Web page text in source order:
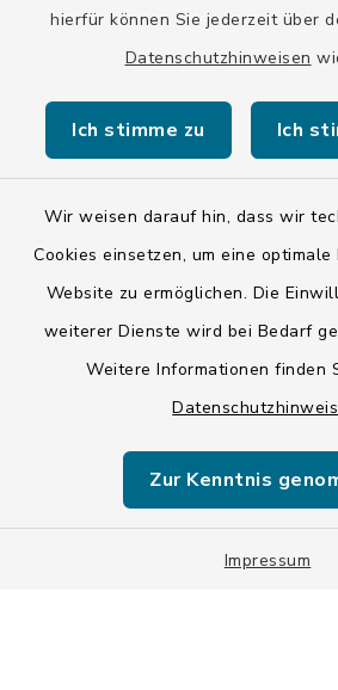
hierfür können Sie jederzeit über
Datenschutzhinweisen
Ich stimme zu Ich
Wir weisen darauf hin, dass wir
Cookies einsetzen, um eine
Website zu ermöglichen. Die
weiterer Dienste wird bei Bedarf
Weitere Informationen finden
Zur Kenntnis
Impressum
DE20 7002 0270 3630 1010 09
HYVEDEMMXXX
Kontakt
Datenschutz
Sitemap